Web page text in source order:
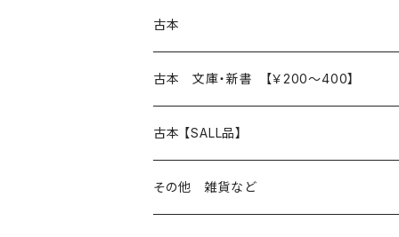
本 の あれこれ
読書のこと
本屋のこと
文芸
近代小説 エッセイ 戯曲（日本人作家）
現代小説 エッセイ 戯曲（日本人作家）
日々 の できこと
日常の 風景 群像
生き方 ライフスタイル
古本
本 の あれこれ
読書のこと
本屋のこと
日本文学
小説 エッセイ 戯曲（日本人作家）
海外文学
古本 文庫・新書 【￥200～400】
日本文学
小説 エッセイ 戯曲
海外文学
古本 【SALL品】
20％OFF
その他 雑貨など